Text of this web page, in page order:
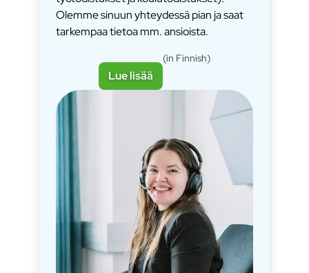
Olemme sinuun yhteydessä pian ja saat
tarkempaa tietoa mm. ansioista.
Lue lisää
(in Finnish)